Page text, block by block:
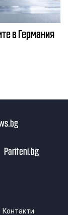
в Германия
Pariteni.bg
Контакти